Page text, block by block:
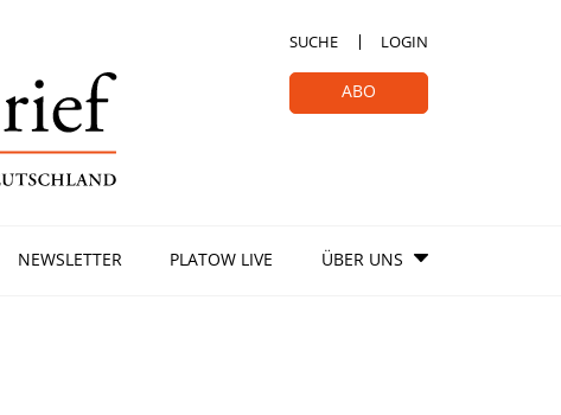
SUCHE LOGIN
ABO
NEWSLETTER PLATOW LIVE ÜBER UNS